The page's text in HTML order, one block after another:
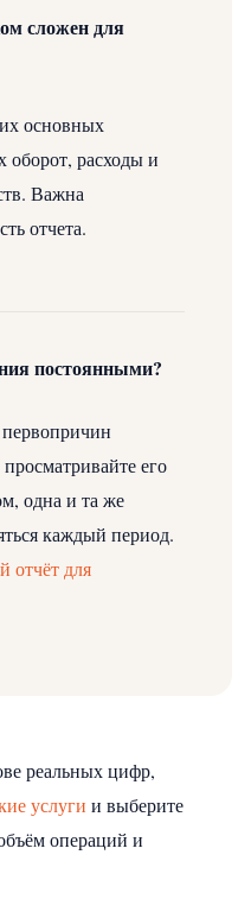
сложен для
основных
оборот, расходы и
Важна
отчета.
постоянными?
его
одна и та же
каждый период.
отчёт для
реальных цифр,
услуги и выберите
операций и